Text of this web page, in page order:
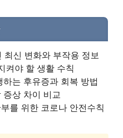
최신 변화와 부작용 정보
켜야 할 생활 수칙
하는 후유증과 회복 방법
증상 차이 비교
를 위한 코로나 안전수칙